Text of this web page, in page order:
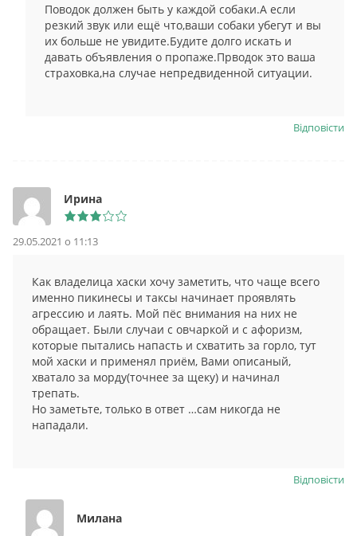
Поводок должен быть у каждой собаки.А если
резкий звук или ещё что,ваши собаки убегут и вы
их больше не увидите.Будите долго искать и
давать объявления о пропаже.Прводок это ваша
страховка,на случае непредвиденной ситуации.
Відповіcти
Ирина
29.05.2021 о 11:13
Как владелица хаски хочу заметить, что чаще всего
именно пикинесы и таксы начинает проявлять
агрессию и лаять. Мой пёс внимания на них не
обращает. Были случаи с овчаркой и с афоризм,
которые пытались напасть и схватить за горло, тут
мой хаски и применял приём, Вами описаный,
хватало за морду(точнее за щеку) и начинал
трепать.
Но заметьте, только в ответ …сам никогда не
нападали.
Відповіcти
Милана